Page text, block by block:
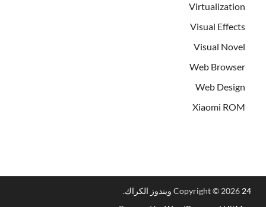
Virtualization
Visual Effects
Visual Novel
Web Browser
Web Design
Xiaomi ROM
Copyright © 2026 24 ويندوز الكراك
.